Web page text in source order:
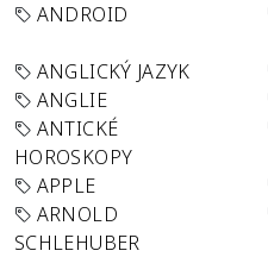
ANDROID
ANGLICKÝ JAZYK
ANGLIE
ANTICKÉ
HOROSKOPY
APPLE
ARNOLD
SCHLEHUBER